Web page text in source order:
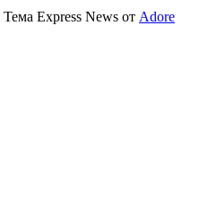
Тема Express News от Adore